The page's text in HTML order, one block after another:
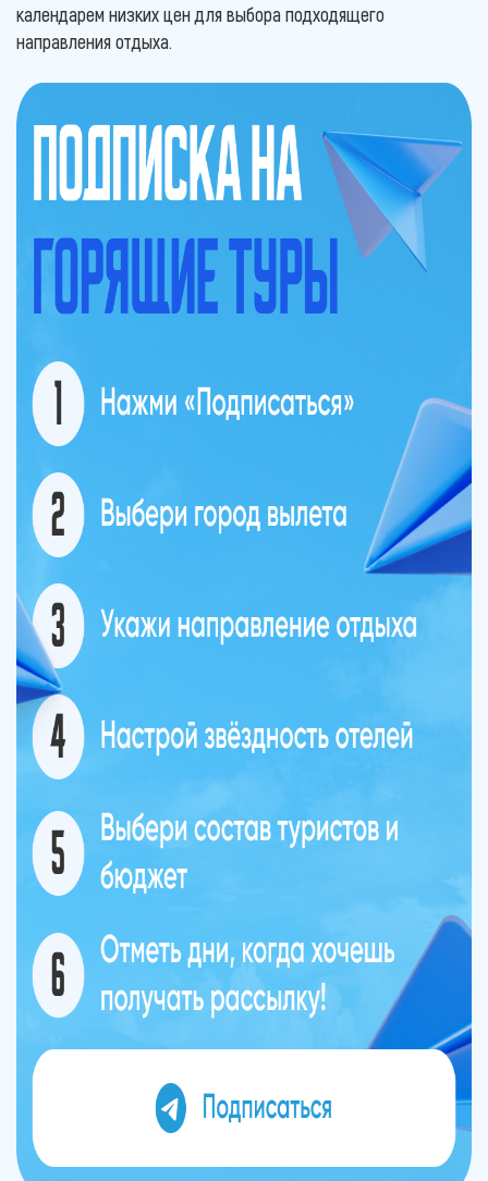
календарем низких цен для выбора подходящего
направления отдыха.